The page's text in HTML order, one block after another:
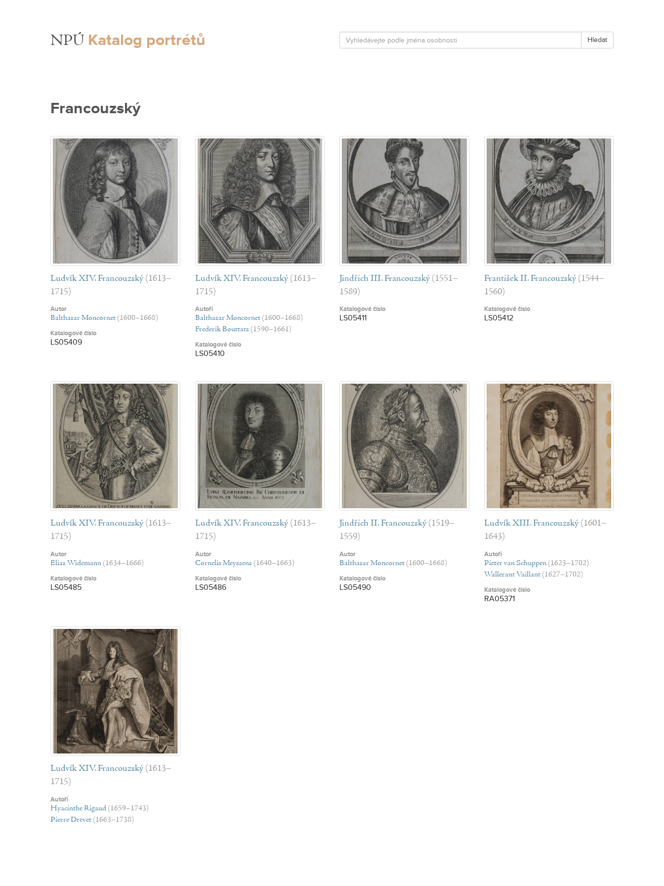
NPÚ Katalog portrétů Hledat
Francouzský
Ludvík XIV. Francouzský (1613–
1715)
Autor
Balthasar Moncornet (1600–1668)
Katalogové číslo
LS05409
Ludvík XIV. Francouzský (1613–
1715)
Autoři
Balthasar Moncornet (1600–1668)
Frederik Bouttats (1590–1661)
Katalogové číslo
LS05410
Jindřich III. Francouzský (1551–
1589)
Katalogové číslo
LS05411
František II. Francouzský (1544–
1560)
Katalogové číslo
LS05412
Ludvík XIV. Francouzský (1613–
1715)
Autor
Elias Widemann (1634–1666)
Katalogové číslo
LS05485
Ludvík XIV. Francouzský (1613–
1715)
Autor
Cornelis Meyssens (1640–1663)
Katalogové číslo
LS05486
Jindřich II. Francouzský (1519–
1559)
Autor
Balthasar Moncornet (1600–1668)
Katalogové číslo
LS05490
Ludvík XIII. Francouzský (1601–
1643)
Autoři
Pieter van Schuppen (1623–1702)
Wallerant Vaillant (1627–1702)
Katalogové číslo
RA05371
Ludvík XIV. Francouzský (1613–
1715)
Autoři
Hyacinthe Rigaud (1659–1743)
Pierre Drevet (1663–1738)